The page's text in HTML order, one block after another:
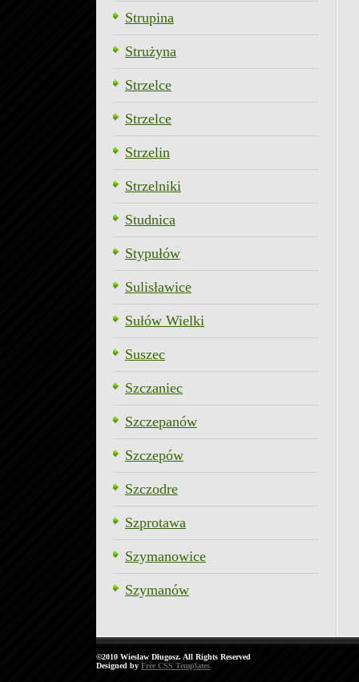
Strupina
Strużyna
Strzelce
Strzelce
Strzelin
Strzelniki
Studnica
Stypułów
Sulisławice
Sułów Wielki
Suszec
Szczaniec
Szczepanów
Szczepów
Szczodre
Szprotawa
Szymanowice
Szymanów
©2010 Wiesław Długosz. All Rights Reserved
Designed by Free CSS Templates